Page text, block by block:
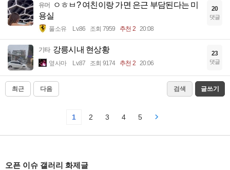
유머
ㅇㅎㅂ? 여친이랑 가면 은근 부담된다는 미
용실
풀소유 Lv.86 조회 7959 추천 2 20:08
20
댓글
기타 강릉시내 현상황
옆사마 Lv.87 조회 9174 추천 2 20:06
23
댓글
최근 다음 검색 글쓰기
1 2 3 4 5
오픈 이슈 갤러리 화제글